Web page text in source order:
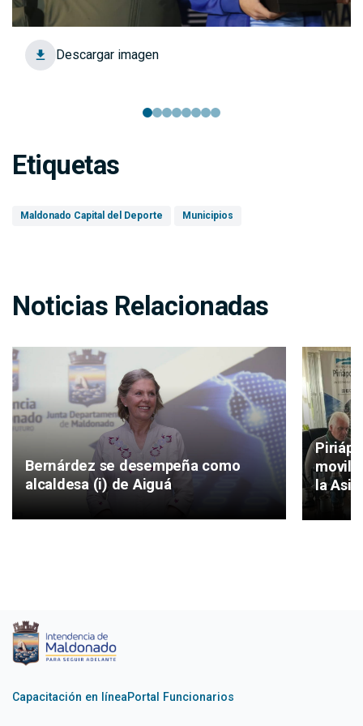
Descargar imagen
Etiquetas
Maldonado Capital del Deporte Municipios
Noticias Relacionadas
Bernárdez se desempeña como
alcaldesa (i) de Aiguá
la
Capacitación en líneaPortal Funcionarios